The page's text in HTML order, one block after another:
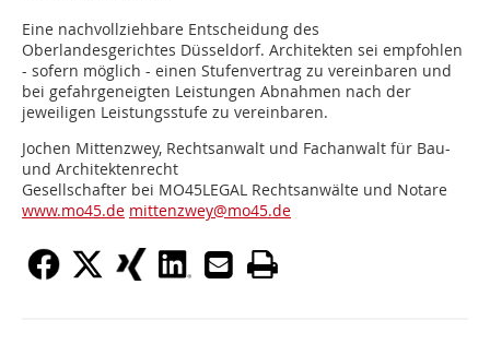
Eine nachvollziehbare Entscheidung des
Oberlandesgerichtes Düsseldorf. Architekten sei empfohlen
- sofern möglich - einen Stufenvertrag zu vereinbaren und
bei gefahrgeneigten Leistungen Abnahmen nach der
jeweiligen Leistungsstufe zu vereinbaren.
Jochen Mittenzwey, Rechtsanwalt und Fachanwalt für Bau-
und Architektenrecht
Gesellschafter bei MO45LEGAL Rechtsanwälte und Notare
www.mo45.de mittenzwey@mo45.de